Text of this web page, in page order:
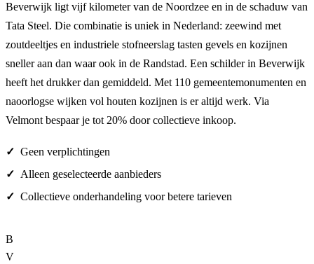
Beverwijk ligt vijf kilometer van de Noordzee en in de schaduw van
Tata Steel. Die combinatie is uniek in Nederland: zeewind met
zoutdeeltjes en industriele stofneerslag tasten gevels en kozijnen
sneller aan dan waar ook in de Randstad. Een schilder in Beverwijk
heeft het drukker dan gemiddeld. Met 110 gemeentemonumenten en
naoorlogse wijken vol houten kozijnen is er altijd werk. Via
Velmont bespaar je tot 20% door collectieve inkoop.
Geen verplichtingen
Alleen geselecteerde aanbieders
Collectieve onderhandeling voor betere tarieven
B
V